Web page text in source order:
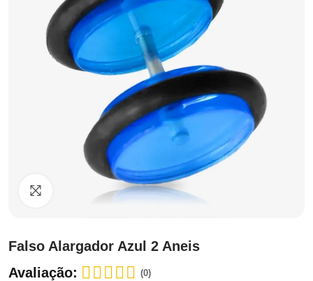
Clique para ampliar
Falso Alargador Azul 2 Aneis
Avaliação:
(0)